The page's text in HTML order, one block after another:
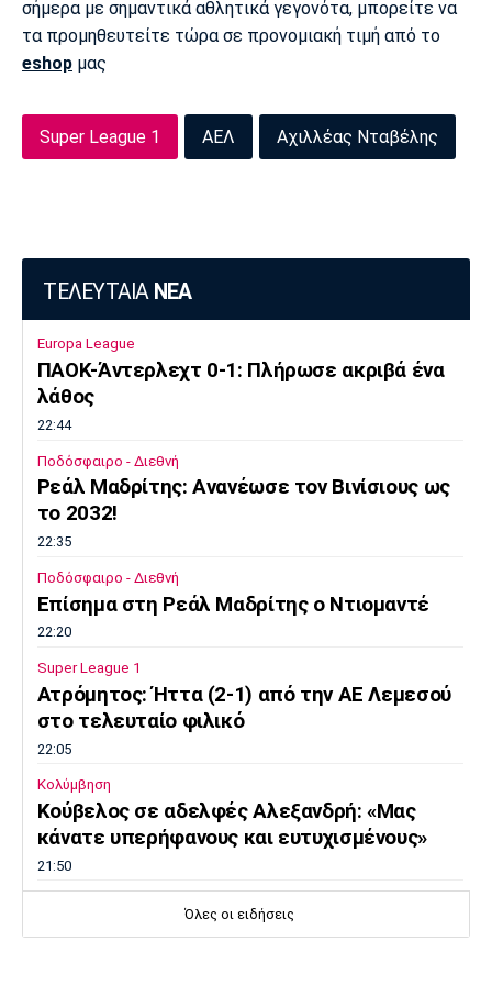
σήμερα με σημαντικά αθλητικά γεγονότα, μπορείτε να
τα προμηθευτείτε τώρα σε προνομιακή τιμή από το
eshop μας
Super League 1 ΑΕΛ Αχιλλέας Νταβέλης
ΤΕΛΕΥΤΑΙΑ ΝΕΑ
Europa League
ΠΑΟΚ-Άντερλεχτ 0-1: Πλήρωσε ακριβά ένα
λάθος
22:44
Ποδόσφαιρο - Διεθνή
Ρεάλ Μαδρίτης: Ανανέωσε τον Βινίσιους ως
το 2032!
22:35
Ποδόσφαιρο - Διεθνή
Επίσημα στη Ρεάλ Μαδρίτης ο Ντιομαντέ
22:20
Super League 1
Ατρόμητος: Ήττα (2-1) από την ΑΕ Λεμεσού
στο τελευταίο φιλικό
22:05
Κολύμβηση
Κούβελος σε αδελφές Αλεξανδρή: «Μας
κάνατε υπερήφανους και ευτυχισμένους»
21:50
Ο Ζορζίνιο στον Πανσερραϊκό
Όλες οι ειδήσεις